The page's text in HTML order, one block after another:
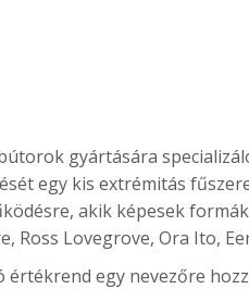
gyártására
egy kis extrémitás
akik képesek
Ross Lovegrove, Ora Ito,
értékrend egy nevezőre